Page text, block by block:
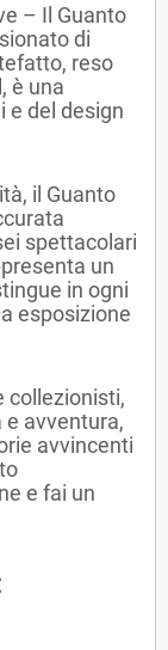
– Il Guanto
di
reso
è una
e del design
il Guanto
spettacolari
un
in ogni
esposizione
collezionisti,
avventura,
avvincenti
e fai un